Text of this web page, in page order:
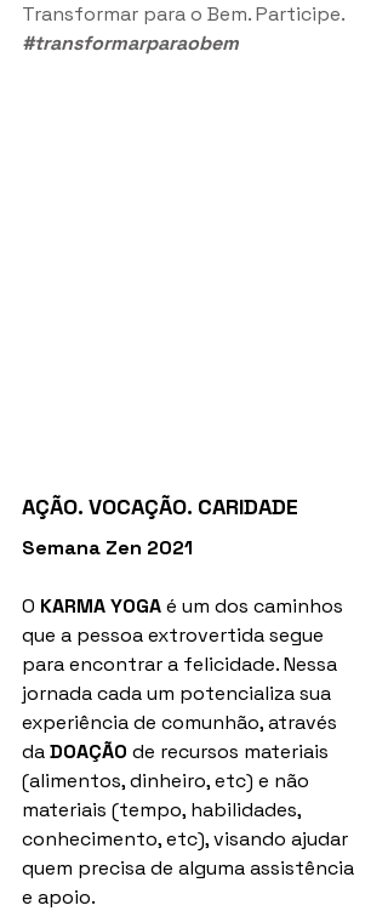
Transformar para o Bem. Participe.
#transformarparaobem
AÇÃO. VOCAÇÃO. CARIDADE
Semana Zen 2021
O KARMA YOGA é um dos caminhos
que a pessoa extrovertida segue
para encontrar a felicidade. Nessa
jornada cada um potencializa sua
experiência de comunhão, através
da DOAÇÃO de recursos materiais
(alimentos, dinheiro, etc) e não
materiais (tempo, habilidades,
conhecimento, etc), visando ajudar
quem precisa de alguma assistência
e apoio.